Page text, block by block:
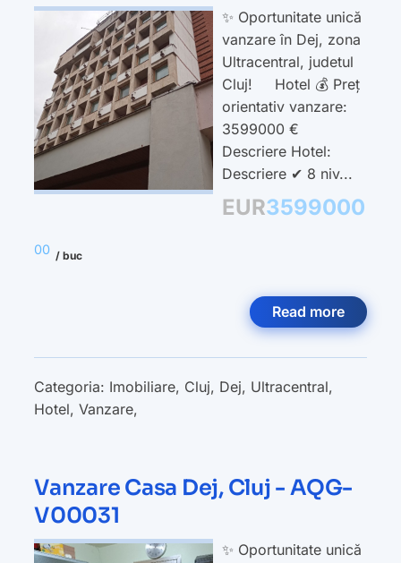
✨ Oportunitate unică
vanzare în Dej, zona
Ultracentral, judetul
Cluj! Hotel 💰 Preț
orientativ vanzare:
3599000 €
Descriere Hotel:
Descriere ✔ 8 niv...
EUR3599000
00 / buc
Read more
Categoria: Imobiliare, Cluj, Dej, Ultracentral,
Hotel, Vanzare,
Vanzare Casa Dej, Cluj - AQG-
V00031
✨ Oportunitate unică